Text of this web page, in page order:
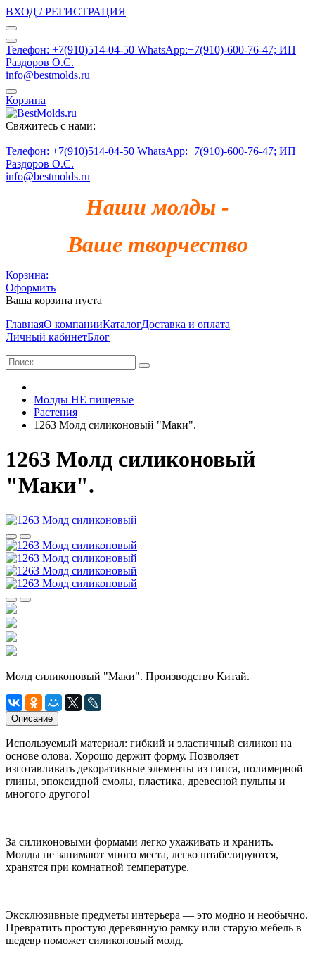
ВХОД / РЕГИСТРАЦИЯ
Телефон: +7(910)514-04-50 WhatsApp:+7(910)-600-76-47; ИП
Раздоров О.С.
info@bestmolds.ru
Корзина
Свяжитесь с нами:
Телефон: +7(910)514-04-50 WhatsApp:+7(910)-600-76-47; ИП
Раздоров О.С.
info@bestmolds.ru
Наши молды -
Ваше творчество
Корзина:
Оформить
Ваша корзина пуста
ГлавнаяО компанииКаталогДоставка и оплата
Личный кабинетБлог
Молды НЕ пищевые
Растения
1263 Молд силиконовый "Маки".
1263 Молд силиконовый
"Маки".
Молд силиконовый "Маки". Производство Китай.
Описание
Используемый материал: гибкий и эластичный силикон на
основе олова. Хорошо держит форму. Позволяет
изготавливать декоративные элементы из гипса, полимерной
глины, эпоксидной смолы, пластика, древесной пульпы и
многого другого!
За силиконовыми формами легко ухаживать и хранить.
Молды не занимают много места, легко штабелируются,
хранятся при комнатной температуре.
Эксклюзивные предметы интерьера — это модно и необычно.
Превратить простую деревянную рамку или старую мебель в
шедевр поможет силиконовый молд.